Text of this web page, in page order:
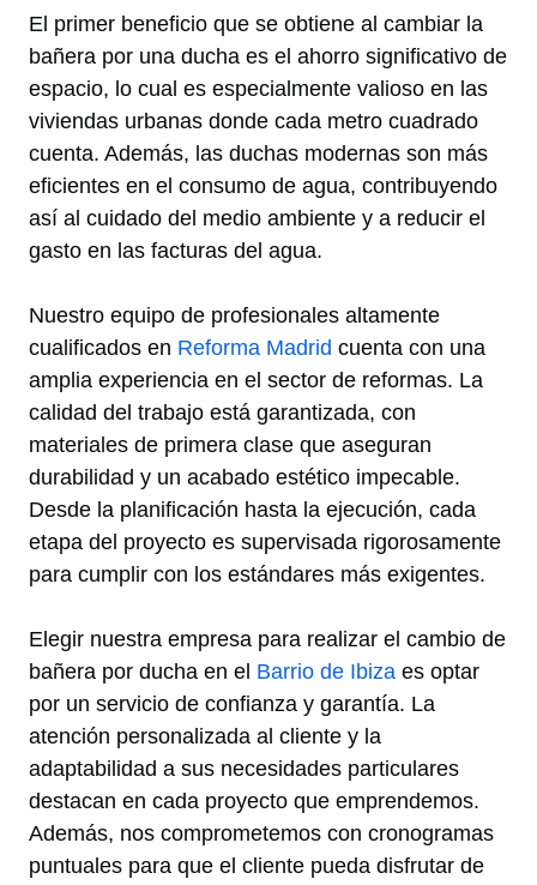
El primer beneficio que se obtiene al cambiar la
bañera por una ducha es el ahorro significativo de
espacio, lo cual es especialmente valioso en las
viviendas urbanas donde cada metro cuadrado
cuenta. Además, las duchas modernas son más
eficientes en el consumo de agua, contribuyendo
así al cuidado del medio ambiente y a reducir el
gasto en las facturas del agua.
Nuestro equipo de profesionales altamente
cualificados en Reforma Madrid cuenta con una
amplia experiencia en el sector de reformas. La
calidad del trabajo está garantizada, con
materiales de primera clase que aseguran
durabilidad y un acabado estético impecable.
Desde la planificación hasta la ejecución, cada
etapa del proyecto es supervisada rigorosamente
para cumplir con los estándares más exigentes.
Elegir nuestra empresa para realizar el cambio de
bañera por ducha en el Barrio de Ibiza es optar
por un servicio de confianza y garantía. La
atención personalizada al cliente y la
adaptabilidad a sus necesidades particulares
destacan en cada proyecto que emprendemos.
Además, nos comprometemos con cronogramas
puntuales para que el cliente pueda disfrutar de